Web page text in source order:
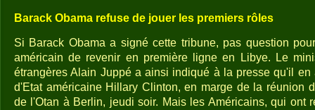
Barack Obama refuse de jouer les premiers rôles
Si Barack Obama a signé cette tribune, pas question
américain de revenir en première ligne en Libye. Le
étrangères Alain Juppé a ainsi indiqué à la presse qu'il
d'Etat américaine Hillary Clinton, en marge de la réunion
de l'Otan à Berlin, jeudi soir. Mais les Américains, qui ont